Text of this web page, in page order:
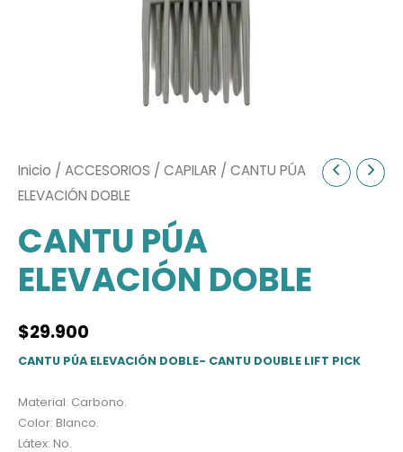
Inicio / ACCESORIOS / CAPILAR / CANTU PÚA
ELEVACIÓN DOBLE
CANTU PÚA
ELEVACIÓN DOBLE
$29.900
CANTU PÚA ELEVACIÓN DOBLE- CANTU DOUBLE LIFT PICK
Material: Carbono.
Color: Blanco.
Látex: No.